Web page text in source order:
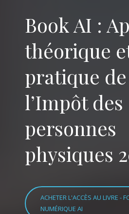
Book AI :
théorique
pratique de
l’Impôt des
personnes
physiques
ACHETER L'ACCÈS AU LIVRE -
NUMÉRIQUE AI